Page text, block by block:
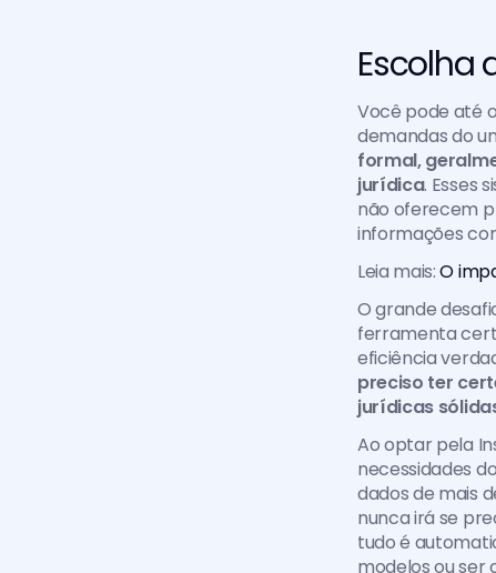
Escolha
Você pode até
demandas do
formal,
jurídica. Esses
não oferecem
informações
Leia mais: O
O grande
ferramenta
eficiência
preciso ter
jurídicas
Ao optar pela
necessidades
dados de mais
nunca irá se
tudo é
modelos ou